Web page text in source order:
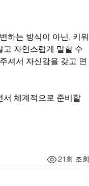
하는 방식이 아닌, 키워
고 자연스럽게 말할 수
셔서 자신감을 갖고 면
21회 조회